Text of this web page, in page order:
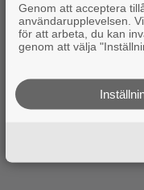
Genom att acceptera
användarupplevelsen.
för att arbeta, du kan
genom att välja